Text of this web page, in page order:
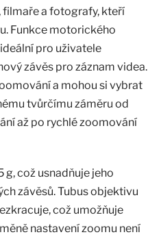
a fotografy, kteří
Funkce motorického
pro uživatele
závěs pro záznam videa.
a mohou si vybrat
tvůrčímu záměru od
až po rychlé zoomování
což usnadňuje jeho
závěsů. Tubus objektivu
což umožňuje
nastavení zoomu není